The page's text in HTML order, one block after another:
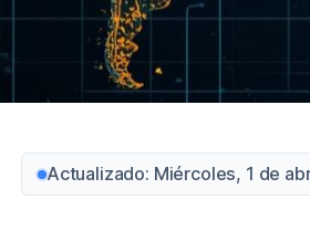
Actualizado: Miércoles, 1 de